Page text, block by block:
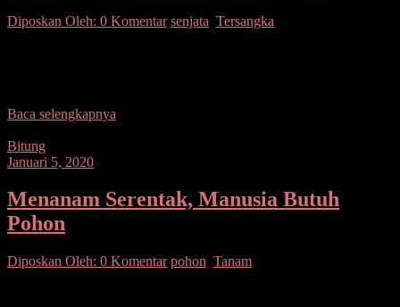
Diposkan Oleh: 0 Komentar senjata Tersangka
Baca selengkapnya
Bitung
Januari 5, 2020
Menanam Serentak, Manusia Butuh
Pohon
Diposkan Oleh: 0 Komentar pohon Tanam